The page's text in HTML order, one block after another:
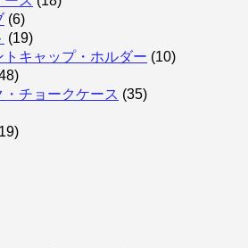
(6)
(19)
キャップ・ホルダー (10)
チョークケース (35)